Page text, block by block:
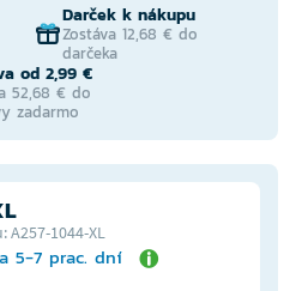
Darček k nákupu
Zostáva 12,68 € do
darčeka
od 2,99 €
52,68 € do
zadarmo
1044-XL
5-7 prac. dní